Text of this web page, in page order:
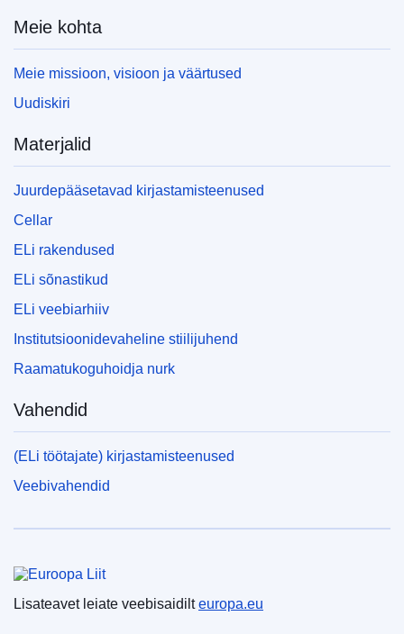
Meie kohta
Meie missioon, visioon ja väärtused
Uudiskiri
Materjalid
Juurdepääsetavad kirjastamisteenused
Cellar
ELi rakendused
ELi sõnastikud
ELi veebiarhiiv
Institutsioonidevaheline stiilijuhend
Raamatukoguhoidja nurk
Vahendid
(ELi töötajate) kirjastamisteenused
Veebivahendid
Lisateavet leiate veebisaidilteuropa.eu